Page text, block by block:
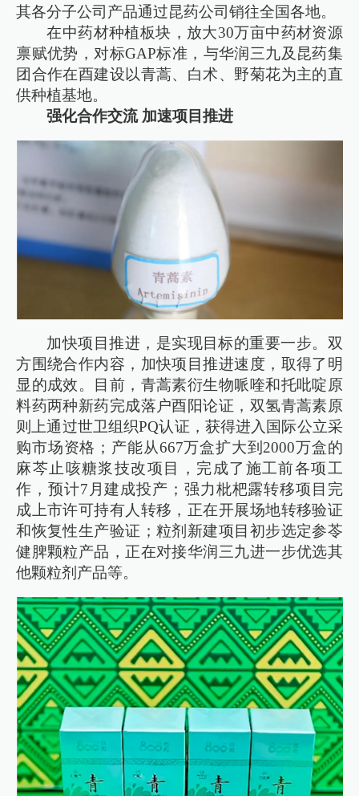
其各分子公司产品通过昆药公司销往全国各地。
在中药材种植板块，放大30万亩中药材资源
禀赋优势，对标GAP标准，与华润三九及昆药集
团合作在酉建设以青蒿、白术、野菊花为主的直
供种植基地。
强化合作交流 加速项目推进
加快项目推进，是实现目标的重要一步。双
方围绕合作内容，加快项目推进速度，取得了明
显的成效。目前，青蒿素衍生物哌喹和托吡啶原
料药两种新药完成落户酉阳论证，双氢青蒿素原
则上通过世卫组织PQ认证，获得进入国际公立采
购市场资格；产能从667万盒扩大到2000万盒的
麻芩止咳糖浆技改项目，完成了施工前各项工
作，预计7月建成投产；强力枇杷露转移项目完
成上市许可持有人转移，正在开展场地转移验证
和恢复性生产验证；粒剂新建项目初步选定参苓
健脾颗粒产品，正在对接华润三九进一步优选其
他颗粒剂产品等。